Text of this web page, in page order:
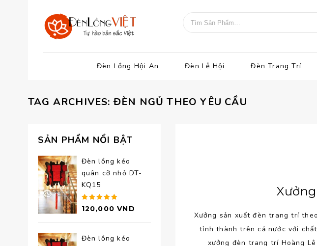
Đèn Lồng Hội An Đèn Lễ Hội Đèn Trang Trí
TAG ARCHIVES: ĐÈN NGỦ THEO YÊU CẦU
Xưởng sản xuất đèn trang trí
tỉnh thành trên cả nước với
xưởng đèn trang trí
SẢN PHẨM NỔI BẬT
Đèn lồng kéo
quân cỡ nhỏ DT-
KQ15
Được xếp
120,000VND
Đèn lồng kéo